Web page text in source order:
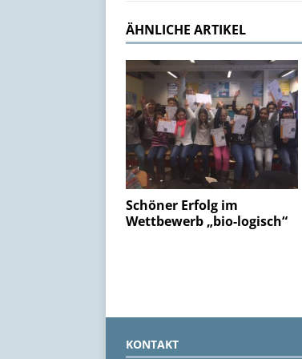
ÄHNLICHE ARTIKEL
Schöner Erfolg im
Wettbewerb „bio-logisch“
KONTAKT